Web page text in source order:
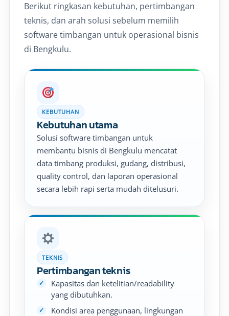
Berikut ringkasan kebutuhan, pertimbangan
teknis, dan arah solusi sebelum memilih
software timbangan untuk operasional bisnis
di Bengkulu.
KEBUTUHAN
Kebutuhan utama
Solusi software timbangan untuk
membantu bisnis di Bengkulu mencatat
data timbang produksi, gudang, distribusi,
quality control, dan laporan operasional
secara lebih rapi serta mudah ditelusuri.
TEKNIS
Pertimbangan teknis
Kapasitas dan ketelitian/readability
yang dibutuhkan.
Kondisi area penggunaan, lingkungan